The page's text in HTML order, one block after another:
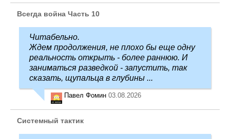
Всегда война Часть 10
Читабельно.
Ждем продолжения, не плохо бы еще одну
реальность открыть - более раннюю. И
заниматься разведкой - запустить, так
сказать, щупальца в глубины ...
Павел Фомин 03.08.2026
Системный тактик